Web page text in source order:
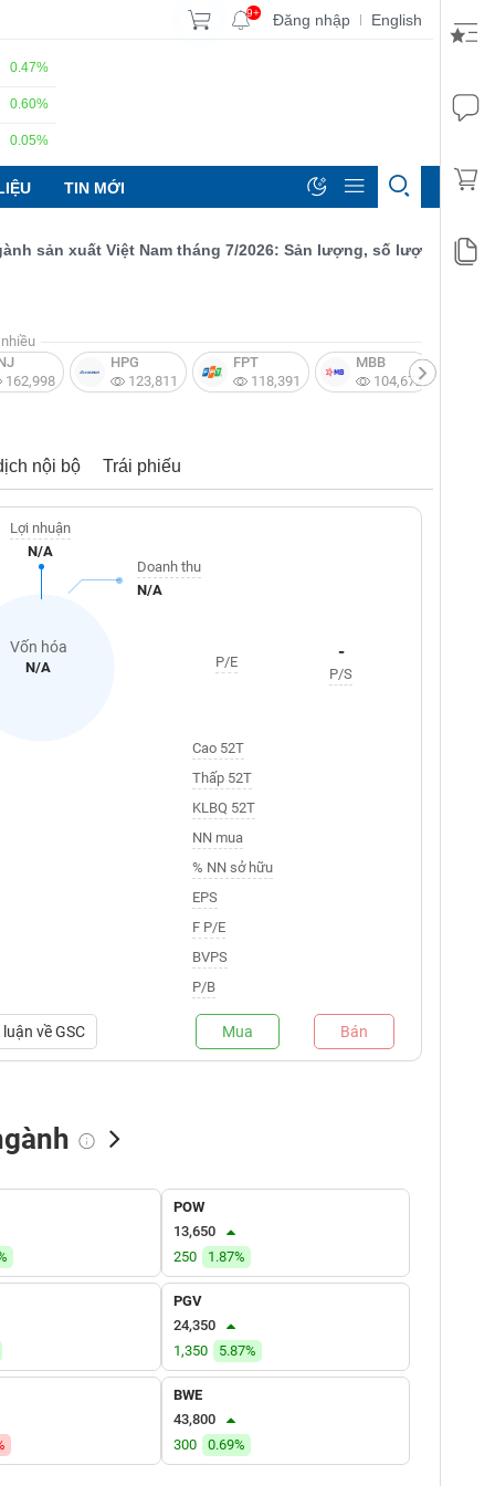
9+ Đăng nhập | English
0.47%
0.60%
0.05%
TIN MỚI
xuất Việt Nam tháng 7/2026: Sản lượng, số lượng đơn đặt
162,998
HPG
123,811
FPT
118,391
MBB
104,672
nội bộ Trái phiếu
Vốn hóa
N/A
Lợi nhuận
N/A
Doanh thu
N/A
P/E -
P/S
Cao 52T
Thấp 52T
KLBQ 52T
NN mua
% NN sở hữu
EPS
F P/E
BVPS
P/B
vềGSC Mua Bán
Tự doanh mua
POW
13,650
250
1.87%
PGV
24,350
1,350
5.87%
BWE
43,800
300
0.69%